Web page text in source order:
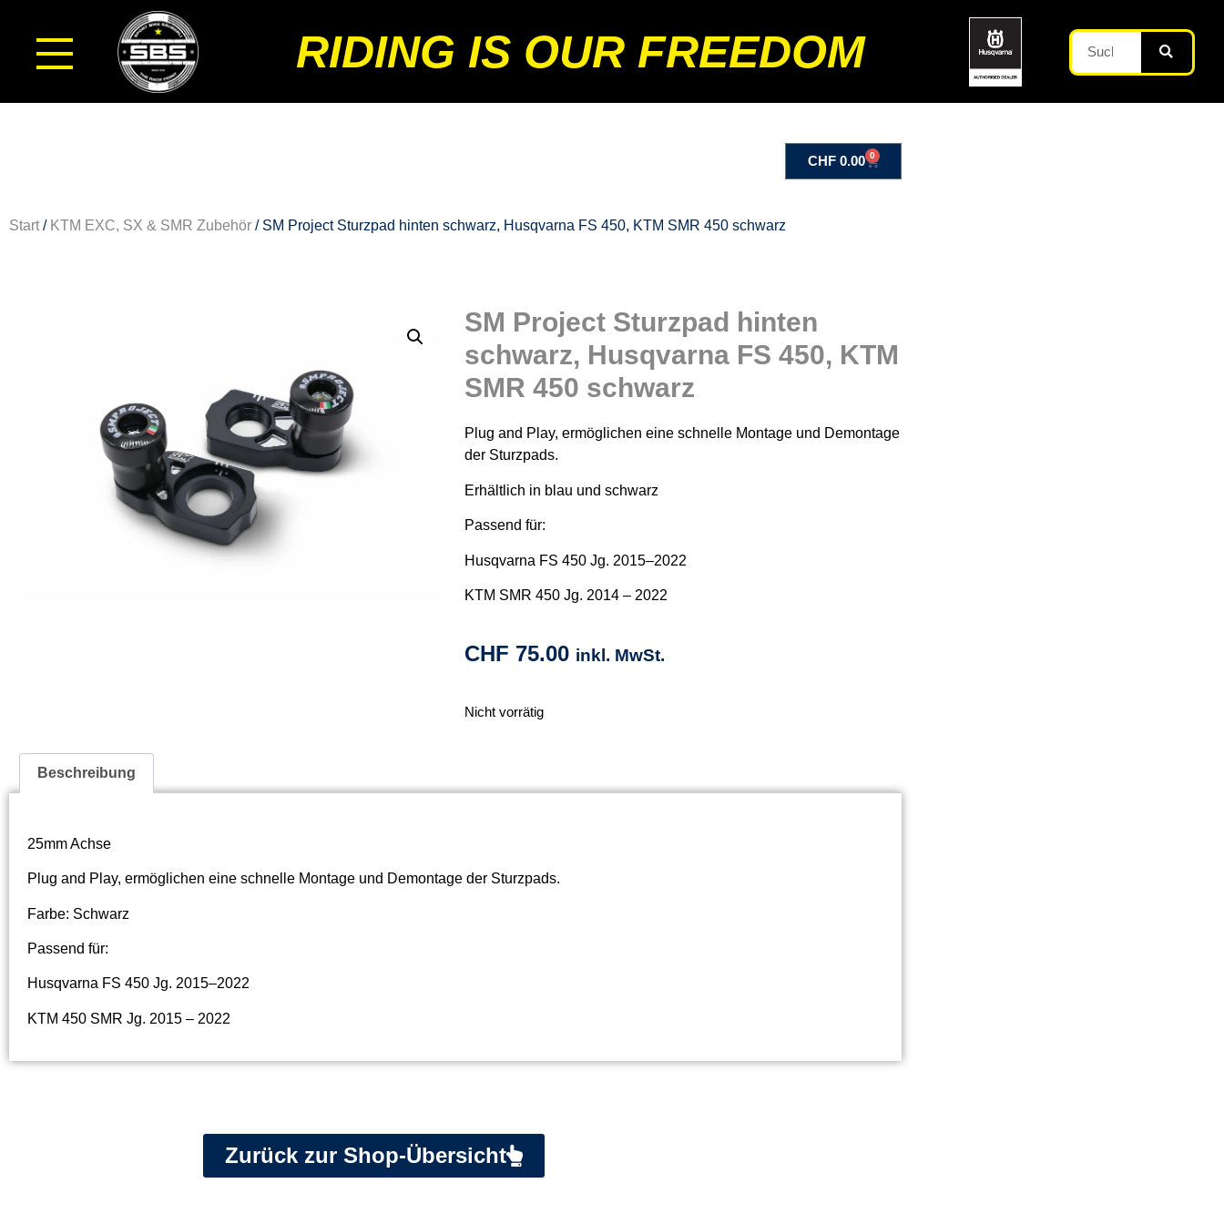
RIDING IS OUR FREEDOM
CHF 0.00 0
Start/ KTM EXC, SX & SMR Zubehör / SM Project Sturzpad hinten schwarz, Husqvarna FS 450, KTM SMR 450 schwarz
SM Project Sturzpad hinten
schwarz, Husqvarna FS 450, KTM
SMR 450 schwarz
Plug and Play, ermöglichen eine schnelle Montage und Demontage
der Sturzpads.
Erhältlich in blau und schwarz
Passend für:
Husqvarna FS 450 Jg. 2015–2022
KTM SMR 450 Jg. 2014 – 2022
CHF 75.00 inkl. MwSt.
Nicht vorrätig
Beschreibung
25mm Achse
Plug and Play, ermöglichen eine schnelle Montage und Demontage der Sturzpads.
Farbe: Schwarz
Passend für:
Husqvarna FS 450 Jg. 2015–2022
KTM 450 SMR Jg. 2015 – 2022
Zurück zur Shop-Übersicht